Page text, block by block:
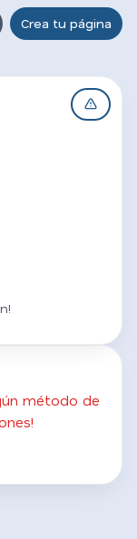
Crea tu página
método de